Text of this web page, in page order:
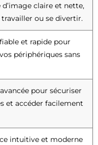
d’image claire et nette,
ou se divertir.
et rapide pour
périphériques sans
pour sécuriser
et accéder facilement
intuitive et moderne